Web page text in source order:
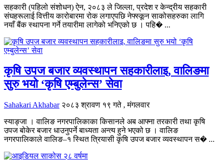
सहकारी (पहिलो संशोधन) ऐन, २०८३ ले जिल्ला, प्रदेश र केन्द्रीय सहकारी
संघहरूलाई वित्तीय कारोबारमा रोक लगाएपछि नेफ्स्कून साकोसहरुका लागि
नयाँ बैंक स्थापना गर्ने तयारीमा लागेको भनिएको छ । पहि� ...
कृषि उपज बजार व्यवस्थापन सहकारीलाइ, वालिङमा
सुरु भयो ‘कृषि एम्बुलेन्स’ सेवा
Sahakari Akhabar २०८३ श्रावण १९ गते , मंगलवार
स्याङ्जा । वालिङ नगरपालिकाका किसानले अब आफ्ना तरकारी तथा कृषि
उपज बोकेर बजार धाउनुपर्ने बाध्यता अन्त्य हुने भएको छ । वालिङ
नगरपालिकाले वालिङ–१ स्थित त्रियासी कृषि उपज बजार व्यवस्थापन स� ...